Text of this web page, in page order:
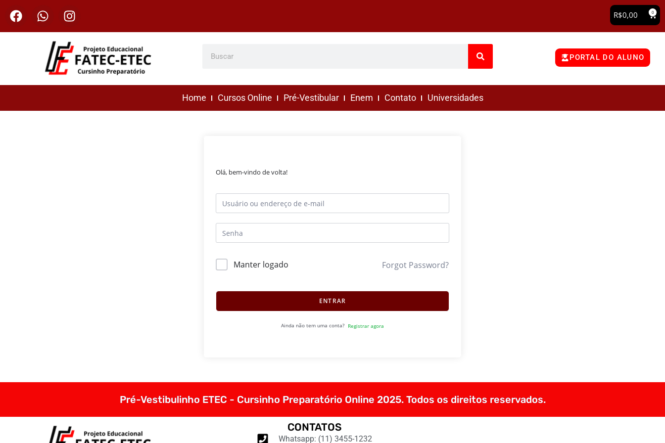
R$0,00 0
PORTAL DO ALUNO
Home Cursos Online Pré-Vestibular Enem Contato Universidades
Olá, bem-vindo de volta!
Manter logado Forgot Password?
ENTRAR
Ainda não tem uma conta? Registrar agora
Pré-Vestibulinho ETEC - Cursinho Preparatório Online 2025. Todos os direitos reservados.
CONTATOS
Whatsapp: (11) 3455-1232